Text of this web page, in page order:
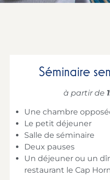
Séminaire
à partir de
Une chambre
Le petit déjeuner
Salle de séminaire
Deux pauses
Un déjeuner ou un
restaurant le Cap